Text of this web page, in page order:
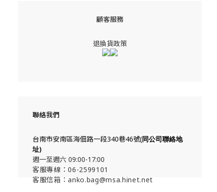
顧客服務
退換貨政策
聯絡我們
台南市安南區海佃路一段340巷46號(同公司聯絡地
址)
週一至週六 09:00-17:00
客服專線：06-2599101
客服信箱：anko.bag@msa.hinet.net